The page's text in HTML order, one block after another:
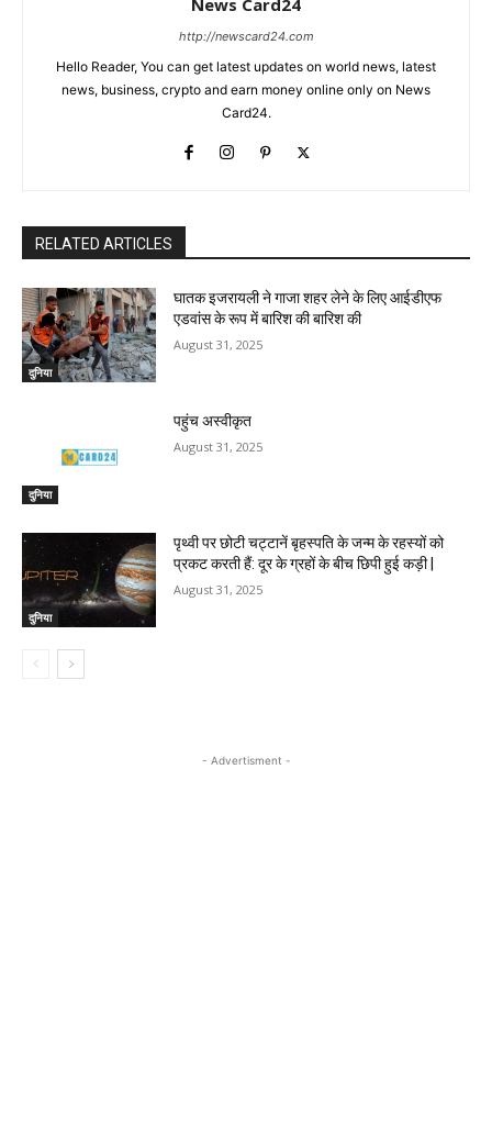
http://newscard24.com
Hello Reader, You can get latest updates on world news, latest
news, business, crypto and earn money online only on News
Card24.
RELATED ARTICLES
दुनिया
घातक इजरायली ने गाजा शहर लेने के लिए आईडीएफ
एडवांस के रूप में बारिश की बारिश की
August 31, 2025
दुनिया
पहुंच अस्वीकृत
August 31, 2025
दुनिया
पृथ्वी पर छोटी चट्टानें बृहस्पति के जन्म के रहस्यों को
प्रकट करती हैं: दूर के ग्रहों के बीच छिपी हुई कड़ी |
August 31, 2025
- Advertisment -